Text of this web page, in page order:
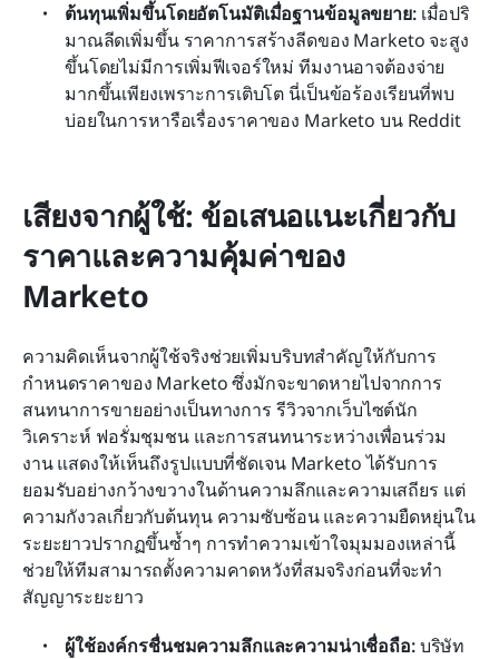
ต้นทุนเพิ่มขึ้นโดยอัตโนมัติเมื่อฐานข้อมูลขยาย: เมื่อปริ
มาณลีดเพิ่มขึ้น ราคาการสร้างลีดของ Marketo จะสูง
ขึ้นโดยไม่มีการเพิ่มฟีเจอร์ใหม่ ทีมงานอาจต้องจ่าย
มากขึ้นเพียงเพราะการเติบโต นี่เป็นข้อร้องเรียนที่พบ
บ่อยในการหารือเรื่องราคาของ Marketo บน Reddit
เสียงจากผู้ใช้: ข้อเสนอแนะเกี่ยวกับ
ราคาและความคุ้มค่าของ
Marketo
ความคิดเห็นจากผู้ใช้จริงช่วยเพิ่มบริบทสำคัญให้กับการ
กำหนดราคาของ Marketo ซึ่งมักจะขาดหายไปจากการ
สนทนาการขายอย่างเป็นทางการ รีวิวจากเว็บไซต์นัก
วิเคราะห์ ฟอรั่มชุมชน และการสนทนาระหว่างเพื่อนร่วม
งาน แสดงให้เห็นถึงรูปแบบที่ชัดเจน Marketo ได้รับการ
ยอมรับอย่างกว้างขวางในด้านความลึกและความเสถียร แต่
ความกังวลเกี่ยวกับต้นทุน ความซับซ้อน และความยืดหยุ่นใน
ระยะยาวปรากฏขึ้นซ้ำๆ การทำความเข้าใจมุมมองเหล่านี้
ช่วยให้ทีมสามารถตั้งความคาดหวังที่สมจริงก่อนที่จะทำ
สัญญาระยะยาว
ผู้ใช้องค์กรชื่นชมความลึกและความน่าเชื่อถือ: บริษัท